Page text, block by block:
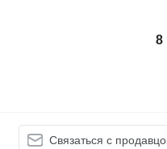
8
Связаться с